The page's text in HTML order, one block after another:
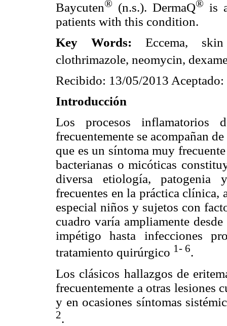
Baycuten® (n.s.). DermaQ® is
patients with this condition.
Key Words: Eccema, skin
clothrimazole, neomycin,
Recibido: 13/05/2013
Introducción
Los procesos inflamatorios
frecuentemente se acompañan
que es un síntoma muy
bacterianas o micóticas
diversa etiología, patogenia
frecuentes en la práctica clínica,
especial niños y sujetos con
cuadro varía ampliamente
impétigo hasta infecciones
tratamiento quirúrgico 1- 6.
Los clásicos hallazgos de
frecuentemente a otras lesiones
y en ocasiones síntomas
2.